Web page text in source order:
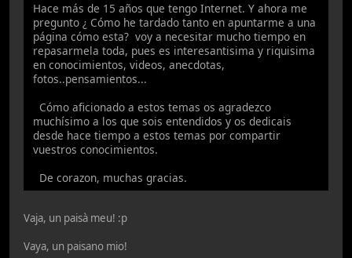
Hace más de 15 años que tengo Internet. Y ahora me
pregunto ¿ Cómo he tardado tanto en apuntarme a una
página cómo esta? voy a necesitar mucho tiempo en
repasarmela toda, pues es interesantisima y riquisima
en conocimientos, videos, anecdotas,
fotos..pensamientos...
Cómo aficionado a estos temas os agradezco
muchísimo a los que sois entendidos y os dedicais
desde hace tiempo a estos temas por compartir
vuestros conocimientos.
De corazon, muchas gracias.
Vaja, un paisà meu! :p
Vaya, un paisano mio!